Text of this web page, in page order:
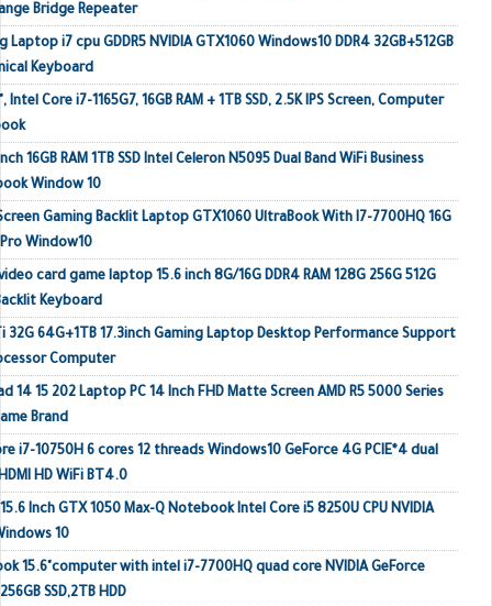
Bridge Repeater
Laptop i7 cpu GDDR5 NVIDIA GTX1060 Windows10 DDR4 32GB+512GB
Keyboard
Core i7-1165G7, 16GB RAM + 1TB SSD, 2.5K IPS Screen, Computer
16GB RAM 1TB SSD Intel Celeron N5095 Dual Band WiFi Business
Window 10
Gaming Backlit Laptop GTX1060 UltraBook With I7-7700HQ 16G
Pro Window10
card game laptop 15.6 inch 8G/16G DDR4 RAM 128G 256G 512G
Keyboard
32G 64G+1TB 17.3inch Gaming Laptop Desktop Performance Support
Computer
14 15 202 Laptop PC 14 Inch FHD Matte Screen AMD R5 5000 Series
Brand
i7-10750H 6 cores 12 threads Windows10 GeForce 4G PCIE*4 dual
HD WiFi BT4.0
Inch GTX 1050 Max-Q Notebook Intel Core i5 8250U CPU NVIDIA
10
15.6"computer with intel i7-7700HQ quad core NVIDIA GeForce
SSD,2TB HDD